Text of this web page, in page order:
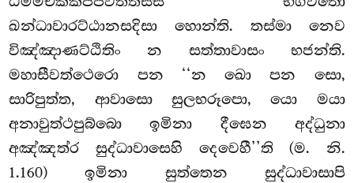
ඛන්ධාවාරට්ඨානසදිසා හොන්ති. තස්මා නෙව
විඤ්ඤාණට්ඨිතිං න සත්තාවාසං භජන්ති.
මහාසීවත්ථෙරො පන ‘‘න ඛො පන සො,
සාරිපුත්ත, ආවාසො සුලභරූපො, යො මයා
අනාවුත්ථපුබ්බො ඉමිනා දීඝෙන අද්ධුනා
අඤ්ඤත්ර සුද්ධාවාසෙහි දෙවෙහී’’ති(ම. නි.
1.160) ඉමිනා සුත්තෙන සුද්ධාවාසාපි